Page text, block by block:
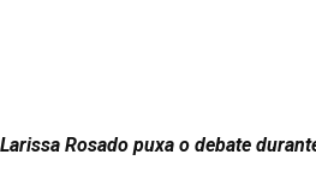
Rosado puxa o debate